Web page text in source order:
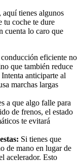
aquí tienes algunos
tu coche te dure
cuenta lo caro que
eficiente no
que también reduce
anticiparte al
marchas largas
a que algo falle para
de frenos, el estado
te evitará
Si tienes que
de mano en lugar de
acelerador. Esto